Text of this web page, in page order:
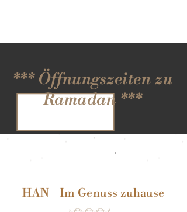
*** Öffnungszeiten zu
Ramadan ***
HAN - Im Genuss zuhause